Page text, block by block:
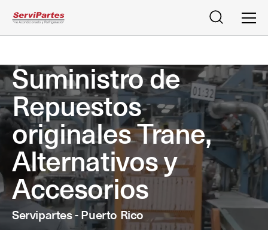
Buscar
Suministro de
Repuestos
originales Trane,
Alternativos y
Accesorios
Servipartes - Puerto Rico